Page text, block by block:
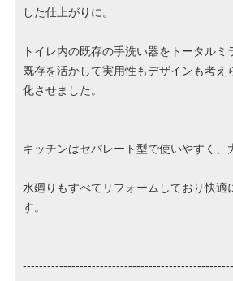
した仕上がりに。
トイレ内の既存の手洗い器をトータルミ
既存を活かして実用性もデザインも考え
化させました。
キッチンはセパレート型で使いやすく、
水廻りもすべてリフォームしており快適
す。